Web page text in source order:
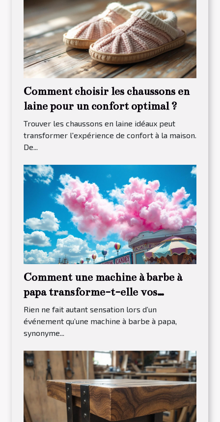
Comment choisir les chaussons en
laine pour un confort optimal ?
Trouver les chaussons en laine idéaux peut
transformer l'expérience de confort à la maison.
De...
Comment une machine à barbe à
papa transforme-t-elle vos
événements ?
Rien ne fait autant sensation lors d’un
événement qu’une machine à barbe à papa,
synonyme...